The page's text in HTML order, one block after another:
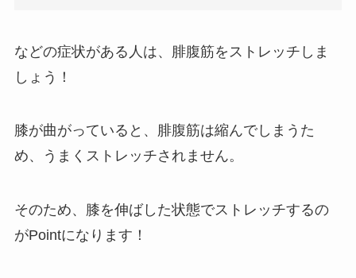
などの症状がある人は、腓腹筋をストレッチしま
しょう！
膝が曲がっていると、腓腹筋は縮んでしまうた
め、うまくストレッチされません。
そのため、膝を伸ばした状態でストレッチするの
がPointになります！